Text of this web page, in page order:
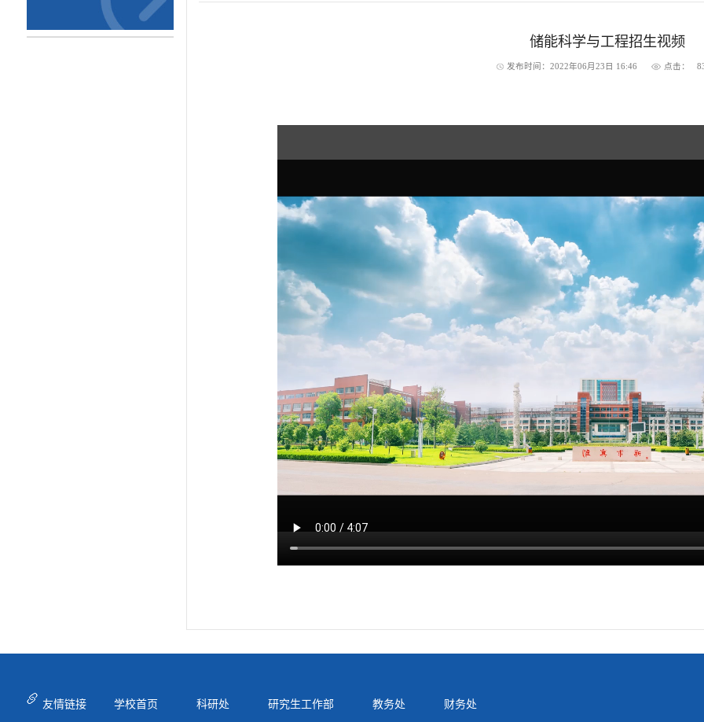
储能科学与工程招生视频
发布时间：2022年06月23日 16:46 点击：
友情链接 学校首页 科研处 研究生工作部 教务处 财务处